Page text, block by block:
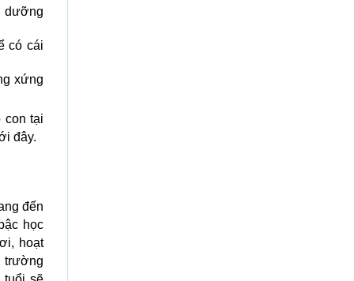
dưỡng
có cái
xứng
con tại
đây.
đến
học
hoạt
trường